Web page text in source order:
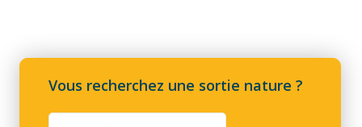
Vous recherchez une sortie nature ?